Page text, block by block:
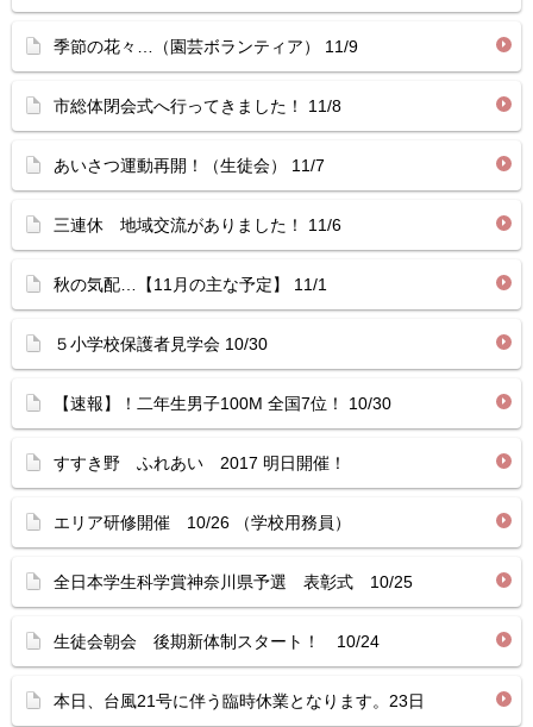
季節の花々…（園芸ボランティア） 11/9
市総体閉会式へ行ってきました！ 11/8
あいさつ運動再開！（生徒会） 11/7
三連休 地域交流がありました！ 11/6
秋の気配…【11月の主な予定】 11/1
５小学校保護者見学会 10/30
【速報】！二年生男子100M 全国7位！ 10/30
すすき野 ふれあい 2017 明日開催！
エリア研修開催 10/26 （学校用務員）
全日本学生科学賞神奈川県予選 表彰式 10/25
生徒会朝会 後期新体制スタート！ 10/24
本日、台風21号に伴う臨時休業となります。23日